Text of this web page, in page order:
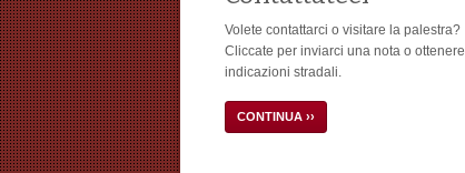
Volete contattarci o visitare la palestra?
Cliccate per inviarci una nota o ottenere
indicazioni stradali.
CONTINUA ››